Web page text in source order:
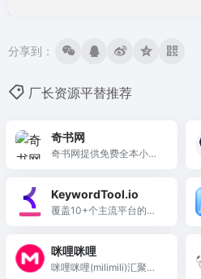
分享到：
厂长资源平替推荐
奇书网
奇书网提供免费全本小说
KeywordTool.io
覆盖10+个主流平台的多
术生成海量长尾关键词，
是亚马逊卖家和YouTuber
咪哩咪哩
咪哩咪哩(milimili)汇聚了